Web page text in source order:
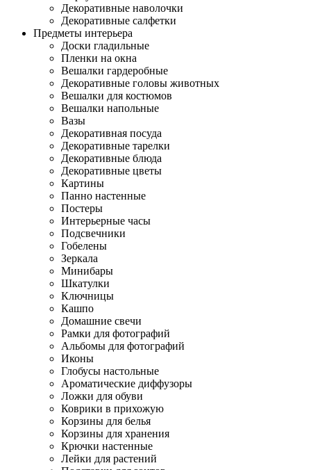
Декоративные наволочки
Декоративные салфетки
Предметы интерьера
Доски гладильные
Пленки на окна
Вешалки гардеробные
Декоративные головы животных
Вешалки для костюмов
Вешалки напольные
Вазы
Декоративная посуда
Декоративные тарелки
Декоративные блюда
Декоративные цветы
Картины
Панно настенные
Постеры
Интерьерные часы
Подсвечники
Гобелены
Зеркала
Минибары
Шкатулки
Ключницы
Кашпо
Домашние свечи
Рамки для фотографий
Альбомы для фотографий
Иконы
Глобусы настольные
Ароматические диффузоры
Ложки для обуви
Коврики в прихожую
Корзины для белья
Корзины для хранения
Крючки настенные
Лейки для растений